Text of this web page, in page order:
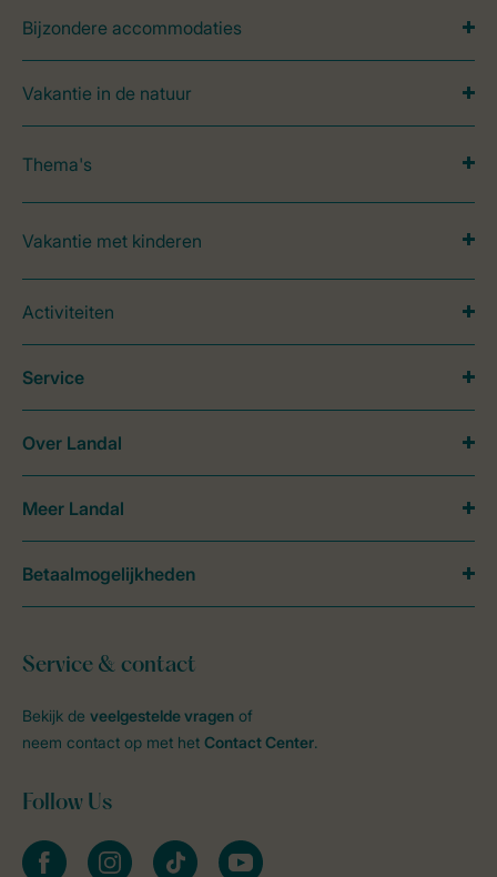
Bijzondere accommodaties
Vakantie in de natuur
Thema's
Vakantie met kinderen
Activiteiten
Service & contact
Bekijk de veelgestelde vragen of
neem contact op met het Contact Center.
Follow Us
facebookinstagramtiktok youtube
Service
Over Landal
Meer Landal
Betaalmogelijkheden